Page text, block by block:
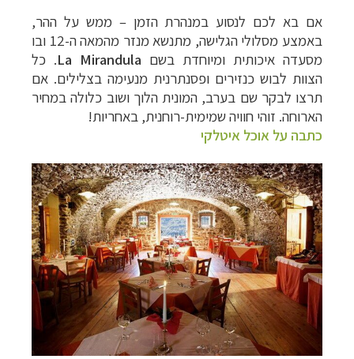
אם בא לכם לנסוע במנהרת הזמן– ממש על ההר,
באמצע מסלולי הגלישה, מתנשא מנזר מהמאה ה-12 ובו
מסעדה איכותית ומיוחדת בשם La Mirandula. כל
הצוות לבוש כנזירים ופסנתרנית מנעימה בצלילים. אם
תרצו לבקר שם בערב, המונית הלוך ושוב כלולה במחיר
הארוחה. זוהי חוויה שמימית-רוחנית, באחריות!
כתבה על אוכל איטלקי